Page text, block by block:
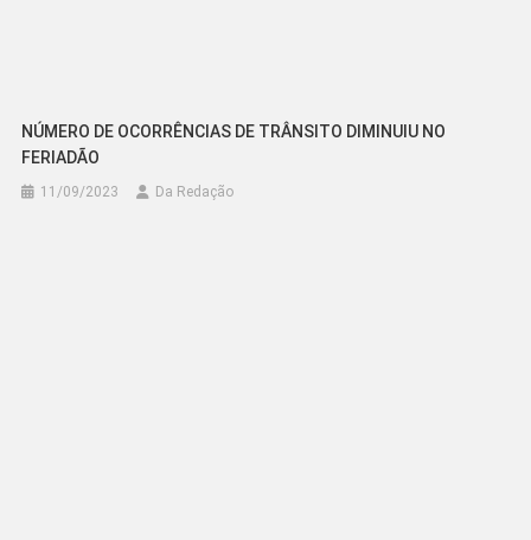
NÚMERO DE OCORRÊNCIAS DE TRÂNSITO DIMINUIU NO
FERIADÃO
11/09/2023 Da Redação